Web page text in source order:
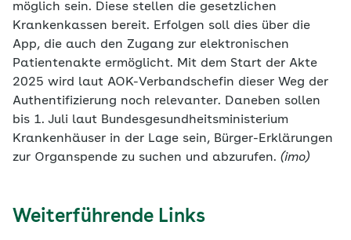
möglich sein. Diese stellen die gesetzlichen
Krankenkassen bereit. Erfolgen soll dies über die
App, die auch den Zugang zur elektronischen
Patientenakte ermöglicht. Mit dem Start der Akte
2025 wird laut AOK-Verbandschefin dieser Weg der
Authentifizierung noch relevanter. Daneben sollen
bis 1. Juli laut Bundesgesundheitsministerium
Krankenhäuser in der Lage sein, Bürger-Erklärungen
zur Organspende zu suchen und abzurufen. (imo)
Weiterführende Links